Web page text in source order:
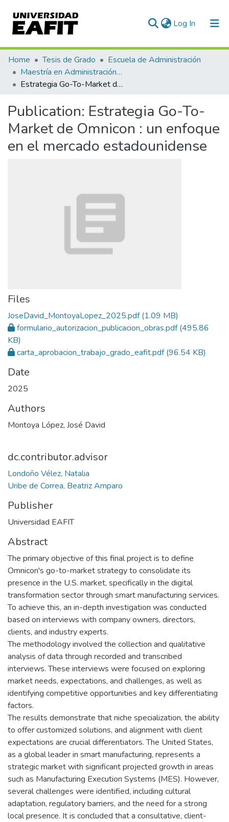
Log In (current)
Communities & Collections
All of DSpace
Home Tesis de Grado
Escuela de Administración
Maestría en Administración - MBA (tesis)
Estrategia Go-To-Market de Omnicon : un enfoque en el mercado estadounidense
Publication: Estrategia Go-To-
Market de Omnicon : un enfoque
en el mercado estadounidense
Files
JoseDavid_MontoyaLopez_2025.pdf(1.09 MB)
formulario_autorizacion_publicacion_obras.pdf(495.86
KB)
carta_aprobacion_trabajo_grado_eafit.pdf(96.54 KB)
Date
2025
Authors
Montoya López, José David
dc.contributor.advisor
Londoño Vélez, Natalia
Uribe de Correa, Beatriz Amparo
Publisher
Universidad EAFIT
Abstract
The primary objective of this final project is to define
Omnicon's go-to-market strategy to consolidate its
presence in the U.S. market, specifically in the digital
transformation sector through smart manufacturing services.
To achieve this, an in-depth investigation was conducted
based on interviews with company owners, directors,
clients, and industry experts.
The methodology involved the collection and qualitative
analysis of data through recorded and transcribed
interviews. These interviews were focused on exploring
market needs, expectations, and challenges, as well as
identifying competitive opportunities and key differentiating
factors.
The results demonstrate that niche specialization, the ability
to offer customized solutions, and alignment with client
expectations are crucial differentiators. The United States,
as a global leader in smart manufacturing, represents a
strategic market with significant projected growth in areas
such as Manufacturing Execution Systems (MES). However,
several challenges were identified, including cultural
adaptation, regulatory barriers, and the need for a strong
local presence. It is concluded that a consultative, client-